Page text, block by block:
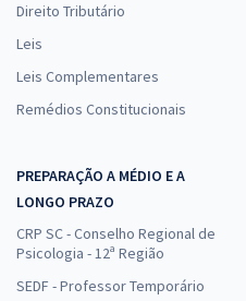
Direito Tributário
Leis
Leis Complementares
Remédios Constitucionais
PREPARAÇÃO A MÉDIO E A
LONGO PRAZO
CRP SC - Conselho Regional de
Psicologia - 12ª Região
SEDF - Professor Temporário